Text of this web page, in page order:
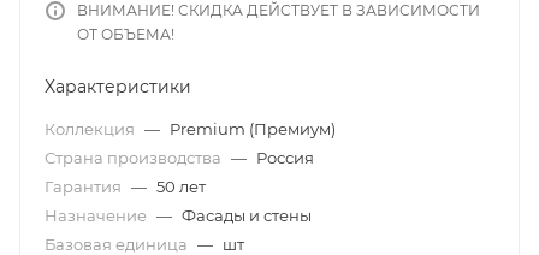
ВНИМАНИЕ! СКИДКА ДЕЙСТВУЕТ В ЗАВИСИМОСТИ
ОТ ОБЪЕМА!
Характеристики
Коллекция — Premium (Премиум)
Страна производства — Россия
Гарантия — 50 лет
Назначение — Фасады и стены
Базовая единица — шт